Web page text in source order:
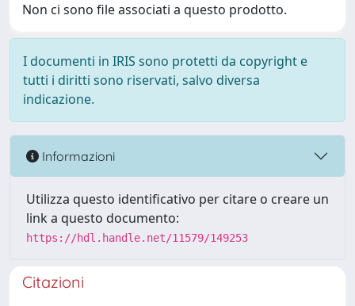
Non ci sono file associati a questo prodotto.
I documenti in IRIS sono protetti da copyright e
tutti i diritti sono riservati, salvo diversa
indicazione.
Informazioni
Utilizza questo identificativo per citare o creare un
link a questo documento:
https://hdl.handle.net/11579/149253
Citazioni